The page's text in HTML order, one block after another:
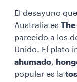
El desayuno
Australia es
parecido a los
Unido. El plato
ahumado,
popular es la